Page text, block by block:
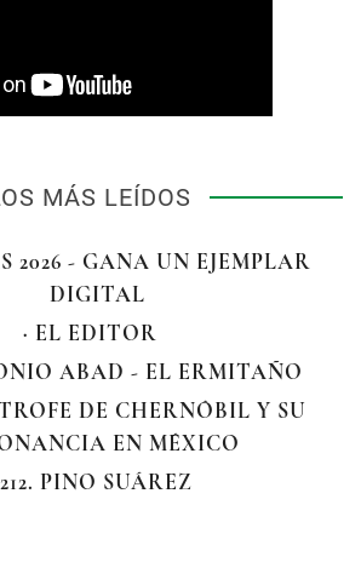
MÁS LEÍDOS
2026 - GANA UN EJEMPLAR
DIGITAL
· EL EDITOR
ABAD - EL ERMITAÑO
DE CHERNÓBIL Y SU
EN MÉXICO
212. PINO SUÁREZ